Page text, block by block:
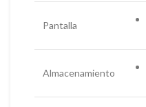
Pantalla
Almacenamiento